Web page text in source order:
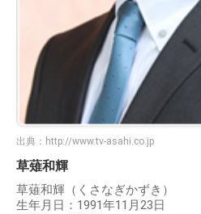
出典： http://www.tv-asahi.co.jp
草薙和輝
草薙和輝（くさなぎかずき）
生年月日：1991年11月23日